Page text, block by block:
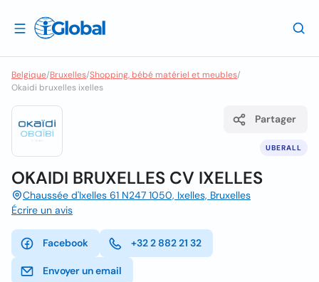
Belgique/Bruxelles/Shopping, bébé matériel et meubles/
Okaidi bruxelles ixelles
UBERALL
Partager
OKAIDI BRUXELLES CV IXELLES
Chaussée d'Ixelles 61 N247 1050, Ixelles, Bruxelles
Écrire un avis
Facebook +32 2 882 21 32
Envoyer un email